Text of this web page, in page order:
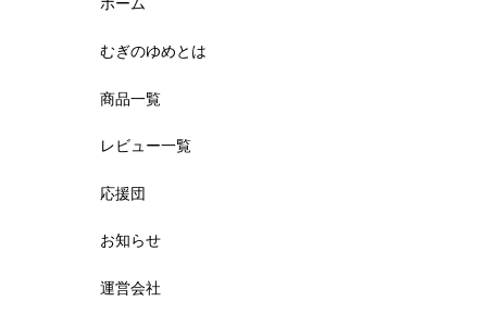
ホーム
むぎのゆめとは
商品一覧
レビュー一覧
応援団
お知らせ
運営会社